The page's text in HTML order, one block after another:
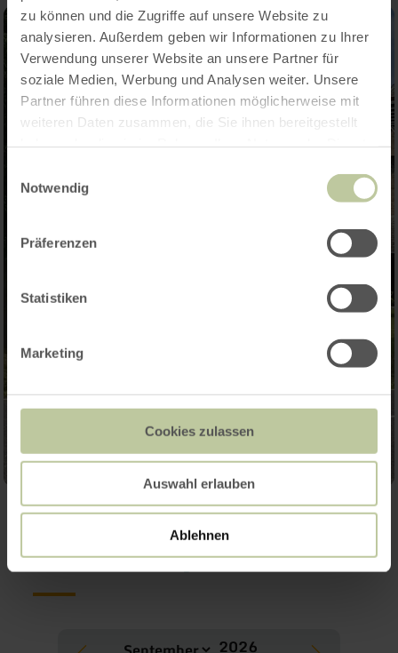
zu können und die Zugriffe auf unsere Website zu
analysieren. Außerdem geben wir Informationen zu Ihrer
Verwendung unserer Website an unsere Partner für
soziale Medien, Werbung und Analysen weiter. Unsere
Partner führen diese Informationen möglicherweise mit
weiteren Daten zusammen, die Sie ihnen bereitgestellt
Notwendig
Präferenzen
Statistiken
Marketing
Cookies zulassen
Auswahl erlauben
Ablehnen
Meer afspraken